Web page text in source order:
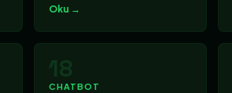
Oku →
18
CHATBOT